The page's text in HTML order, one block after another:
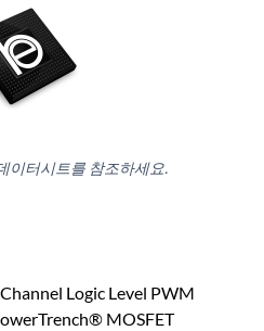
이터시트를 참조하세요.
Logic Level PWM
MOSFET